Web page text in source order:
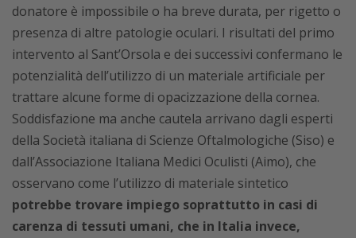
donatore è impossibile o ha breve durata, per rigetto o
presenza di altre patologie oculari. I risultati del primo
intervento al Sant’Orsola e dei successivi confermano le
potenzialità dell’utilizzo di un materiale artificiale per
trattare alcune forme di opacizzazione della cornea.
Soddisfazione ma anche cautela arrivano dagli esperti
della Società italiana di Scienze Oftalmologiche (Siso) e
dall’Associazione Italiana Medici Oculisti (Aimo), che
osservano come l’utilizzo di materiale sintetico
potrebbe trovare impiego soprattutto in casi di
carenza di tessuti umani, che in Italia invece,